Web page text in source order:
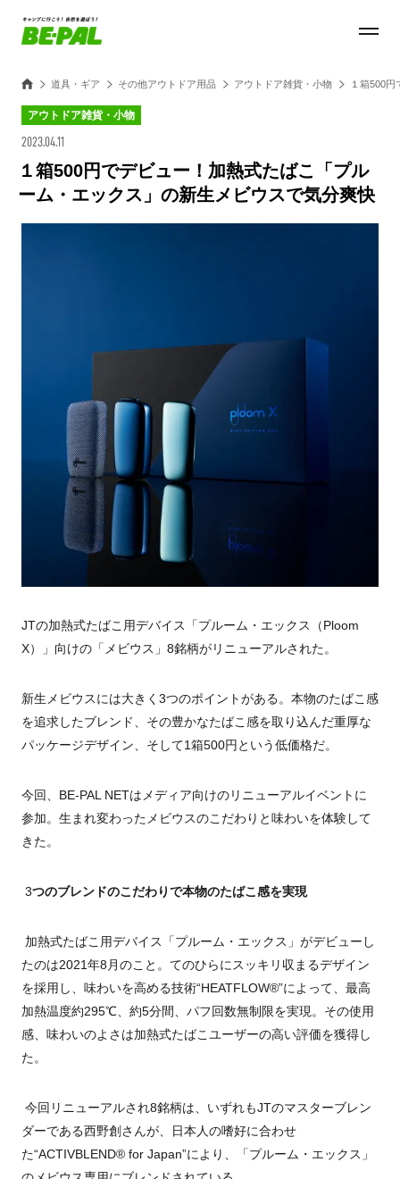
道具・ギア その他アウトドア用品 アウトドア雑貨・小物 １箱500
アウトドア雑貨・小物
2023.04.11
１箱500円でデビュー！加熱式たばこ「プル
ーム・エックス」の新生メビウスで気分爽快
JTの加熱式たばこ用デバイス「プルーム・エックス（Ploom
X）」向けの「メビウス」8銘柄がリニューアルされた。
新生メビウスには大きく3つのポイントがある。本物のたばこ感
を追求したブレンド、その豊かなたばこ感を取り込んだ重厚な
パッケージデザイン、そして1箱500円という低価格だ。
今回、BE-PAL NETはメディア向けのリニューアルイベントに
参加。生まれ変わったメビウスのこだわりと味わいを体験して
きた。
3つのブレンドのこだわりで本物のたばこ感を実現
加熱式たばこ用デバイス「プルーム・エックス」がデビューし
たのは2021年8月のこと。てのひらにスッキリ収まるデザイン
を採用し、味わいを高める技術“HEATFLOW®”によって、最高
加熱温度約295℃ 、約5分間、パフ回数無制限を実現。その使用
感、味わいのよさは加熱式たばこユーザーの高い評価を獲得し
た。
今回リニューアルされ8銘柄は、いずれもJTのマスターブレン
ダーである西野創さんが、日本人の嗜好に合わせ
た“ACTIVBLEND® for Japan”により、「プルーム・エックス」